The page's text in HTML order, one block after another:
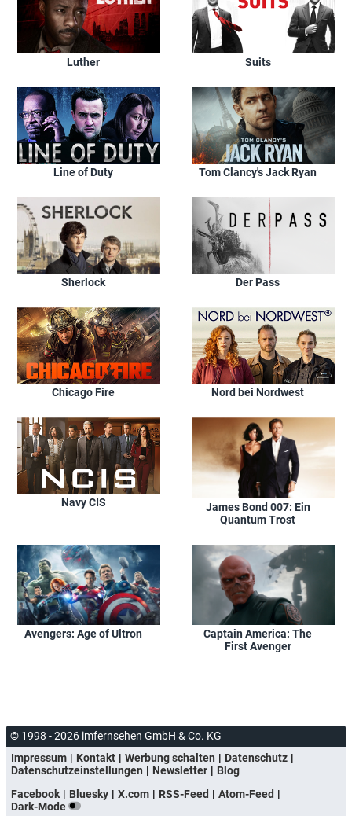
Luther Suits
Line of Duty Tom Clancy's Jack Ryan
Sherlock Der Pass
Chicago Fire Nord bei Nordwest
Navy CIS
James Bond 007: Ein
Quantum Trost
Avengers: Age of Ultron
Captain America: The
First Avenger
© 1998 - 2026 imfernsehen GmbH & Co. KG
Impressum
Kontakt Werbung schalten
Datenschutz
Datenschutzeinstellungen
Newsletter
Blog
Facebook
Bluesky X.com RSS-Feed
Atom-Feed
Dark-Mode